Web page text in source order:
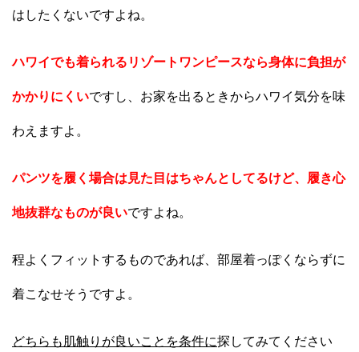
はしたくないですよね。
ハワイでも着られるリゾートワンピースなら身体に負担が
かかりにくいですし、お家を出るときからハワイ気分を味
わえますよ。
パンツを履く場合は見た目はちゃんとしてるけど、履き心
地抜群なものが良いですよね。
程よくフィットするものであれば、部屋着っぽくならずに
着こなせそうですよ。
どちらも肌触りが良いことを条件に探してみてください